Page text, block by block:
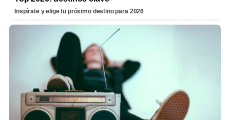
Inspírate y elige tu próximo destino para 2026